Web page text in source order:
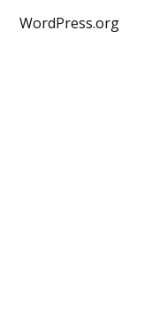
WordPress.org